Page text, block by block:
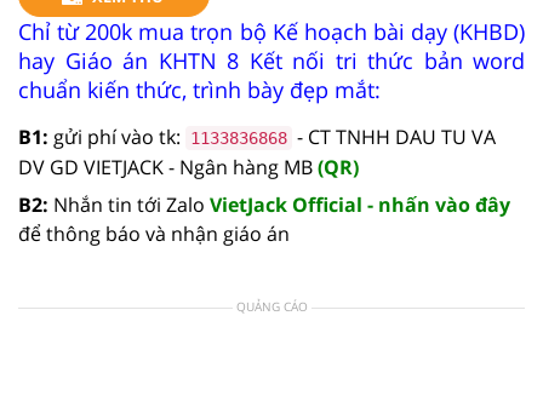
Chỉ từ 200k mua trọn bộ Kế hoạch bài dạy (KHBD)
hay Giáo án KHTN 8 Kết nối tri thức bản word
chuẩn kiến thức, trình bày đẹp mắt:
B1: gửi phí vào tk: 1133836868 - CT TNHH DAU TU VA
DV GD VIETJACK - Ngân hàng MB(QR)
B2: Nhắn tin tới Zalo VietJack Official - nhấn vào đây
để thông báo và nhận giáo án
QUẢNG CÁO